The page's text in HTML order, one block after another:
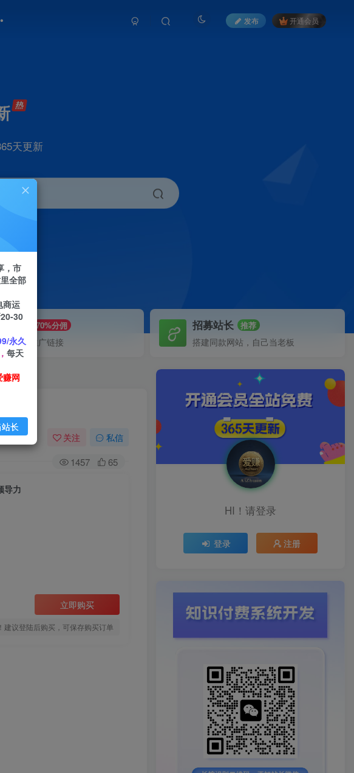
发布 开通会员
天更新
推广 70%分佣
员专属推广链接
招募站长 推荐
搭建同款网站，自己当老板
关注 私信
1457 65
导力
立即购买
建议登陆后购买，可保存购买订单
HI！请登录
登录 注册
，市
全部
商运
30
永久
每天
赚网
长